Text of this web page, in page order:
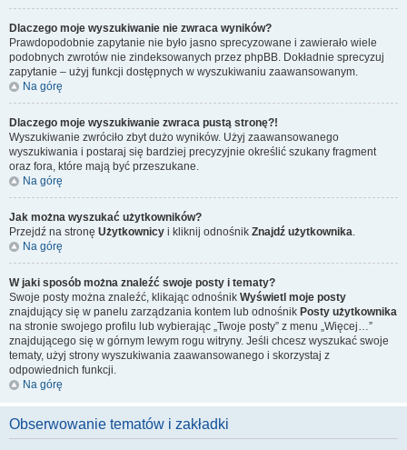
Dlaczego moje wyszukiwanie nie zwraca wyników?
Prawdopodobnie zapytanie nie było jasno sprecyzowane i zawierało wiele
podobnych zwrotów nie zindeksowanych przez phpBB. Dokładnie sprecyzuj
zapytanie – użyj funkcji dostępnych w wyszukiwaniu zaawansowanym.
Na górę
Dlaczego moje wyszukiwanie zwraca pustą stronę?!
Wyszukiwanie zwróciło zbyt dużo wyników. Użyj zaawansowanego
wyszukiwania i postaraj się bardziej precyzyjnie określić szukany fragment
oraz fora, które mają być przeszukane.
Na górę
Jak można wyszukać użytkowników?
Przejdź na stronę Użytkownicy i kliknij odnośnik Znajdź użytkownika.
Na górę
W jaki sposób można znaleźć swoje posty i tematy?
Swoje posty można znaleźć, klikając odnośnik Wyświetl moje posty
znajdujący się w panelu zarządzania kontem lub odnośnik Posty użytkownika
na stronie swojego profilu lub wybierając „Twoje posty” z menu „Więcej…”
znajdującego się w górnym lewym rogu witryny. Jeśli chcesz wyszukać swoje
tematy, użyj strony wyszukiwania zaawansowanego i skorzystaj z
odpowiednich funkcji.
Na górę
Obserwowanie tematów i zakładki